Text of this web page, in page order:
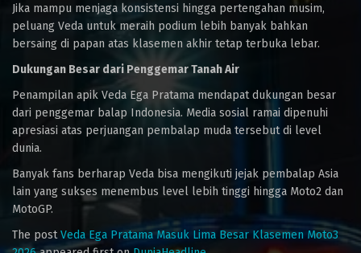
Jika mampu menjaga konsistensi hingga pertengahan musim,
peluang Veda untuk meraih podium lebih banyak bahkan
bersaing di papan atas klasemen akhir tetap terbuka lebar.
Dukungan Besar dari Penggemar Tanah Air
Penampilan apik Veda Ega Pratama mendapat dukungan besar
dari penggemar balap Indonesia. Media sosial ramai dipenuhi
apresiasi atas perjuangan pembalap muda tersebut di level
dunia.
Banyak fans berharap Veda bisa mengikuti jejak pembalap Asia
lain yang sukses menembus level lebih tinggi hingga Moto2 dan
MotoGP.
The postVeda Ega Pratama Masuk Lima Besar Klasemen Moto3